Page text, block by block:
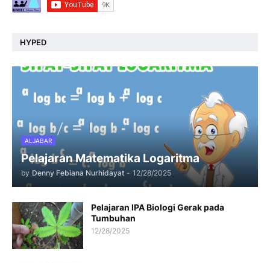
HYPED
ALJABAR
Pelajaran Matematika Logaritma
by Denny Febiana Nurhidayat - 12/28/2025
Pelajaran IPA Biologi Gerak pada
Tumbuhan
12/28/2025